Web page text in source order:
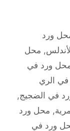
ورد
, محل
ورد في
الري
في الضجيج,
, محل ورد
ورد في